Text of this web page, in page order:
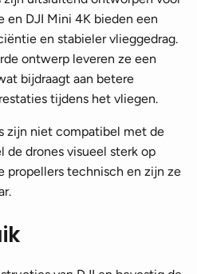
en DJI Mini 4K bieden een
en stabieler vlieggedrag.
ontwerp leveren ze een
bijdraagt aan betere
tijdens het vliegen.
zijn niet compatibel met de
de drones visueel sterk op
propellers technisch en zijn ze